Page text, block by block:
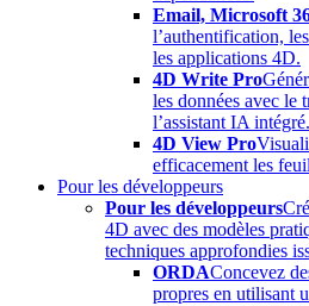
Email, Microsoft
l’authentification,
les applications 4D.
4D Write Pro
les données avec le
l’assistant IA intégré.
4D View Pro
efficacement les
Pour les développeurs
Pour les développeurs
4D avec des modèles
techniques approfondies
ORDAConcevez
propres en utilisant